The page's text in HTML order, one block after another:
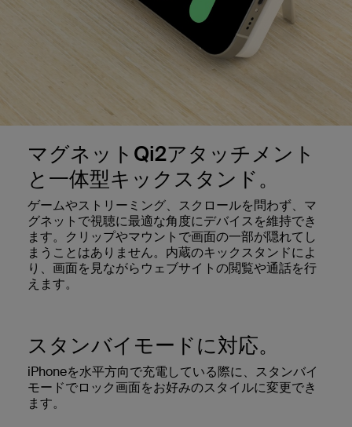
マグネットQi2アタッチメント
と一体型キックスタンド。
ゲームやストリーミング、スクロールを問わず、マ
グネットで視聴に最適な角度にデバイスを維持でき
ます。クリップやマウントで画面の一部が隠れてし
まうことはありません。内蔵のキックスタンドによ
り、画面を見ながらウェブサイトの閲覧や通話を行
えます。
スタンバイモードに対応。
iPhoneを水平方向で充電している際に、スタンバイ
モードでロック画面をお好みのスタイルに変更でき
ます。